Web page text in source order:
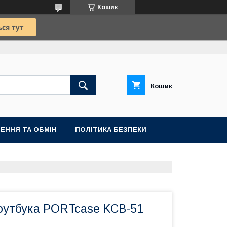
Кошик
Кошик
ТА ОБМІН ПОЛІТИКА БЕЗПЕКИ
PORTcase KCB-51